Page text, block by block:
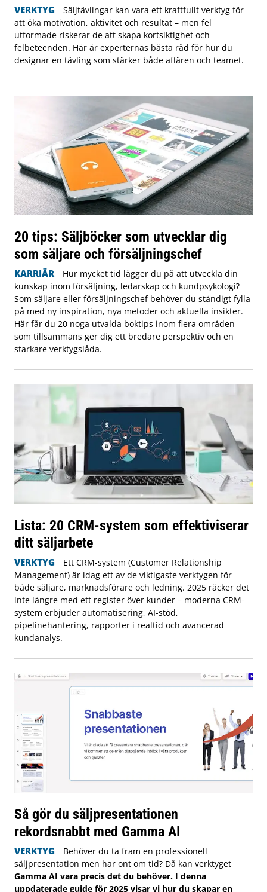
VERKTYG
Säljtävlingar kan vara ett kraftfullt verktyg för
att öka motivation, aktivitet och resultat – men fel
utformade riskerar de att skapa kortsiktighet och
felbeteenden. Här är experternas bästa råd för hur du
designar en tävling som stärker både affären och teamet.
20 tips: Säljböcker som utvecklar dig
som säljare och försäljningschef
KARRIÄR
Hur mycket tid lägger du på att utveckla din
kunskap inom försäljning, ledarskap och kundpsykologi?
Som säljare eller försäljningschef behöver du ständigt fylla
på med ny inspiration, nya metoder och aktuella insikter.
Här får du 20 noga utvalda boktips inom flera områden
som tillsammans ger dig ett bredare perspektiv och en
starkare verktygslåda.
Lista: 20 CRM-system som effektiviserar
ditt säljarbete
VERKTYG
Ett CRM-system (Customer Relationship
Management) är idag ett av de viktigaste verktygen för
både säljare, marknadsförare och ledning. 2025 räcker det
inte längre med ett register över kunder – moderna CRM-
system erbjuder automatisering, AI-stöd,
pipelinehantering, rapporter i realtid och avancerad
kundanalys.
Så gör du säljpresentationen
rekordsnabbt med Gamma AI
VERKTYG
Behöver du ta fram en professionell
säljpresentation men har ont om tid? Då kan verktyget
Gamma AI vara precis det du behöver. I denna
uppdaterade guide för 2025 visar vi hur du skapar en